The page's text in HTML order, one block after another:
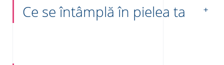
Ce se întâmplă în pielea ta